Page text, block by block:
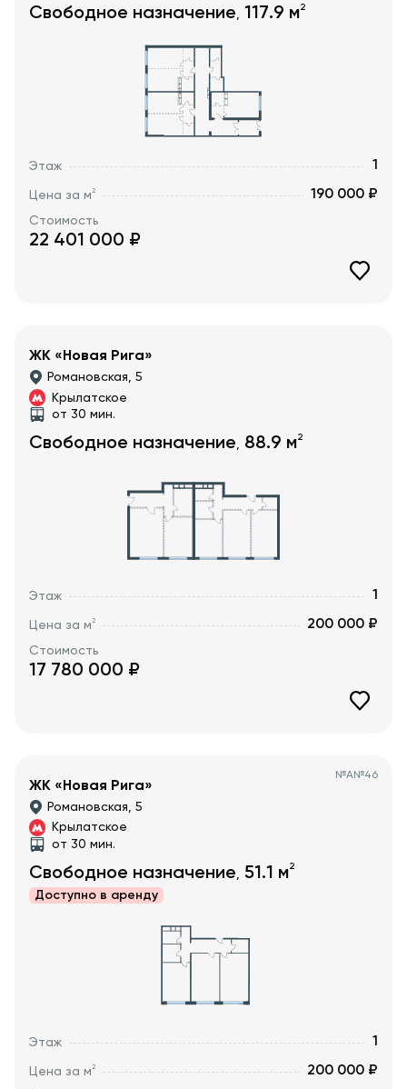
Свободное назначение, 117.9 м2
Этаж 1
Цена за м2 190 000 ₽
Стоимость
22 401 000 ₽
ЖК «Новая Рига»
Романовская, 5
Крылатское
от 30 мин.
Свободное назначение, 88.9 м2
Этаж 1
Цена за м2 200 000 ₽
Стоимость
17 780 000 ₽
№А№46
ЖК «Новая Рига»
Романовская, 5
Крылатское
от 30 мин.
Свободное назначение, 51.1 м2
Доступно в аренду
Этаж 1
Цена за м2 200 000 ₽